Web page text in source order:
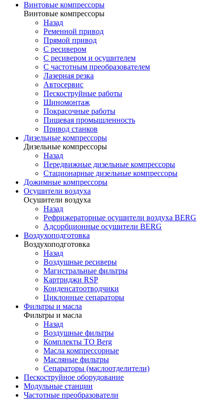
Винтовые компрессоры
Винтовые компрессоры
Назад
Ременной привод
Прямой привод
С ресивером
С ресивером и осушителем
С частотным преобразователем
Лазерная резка
Автосервис
Пескоструйные работы
Шиномонтаж
Покрасочные работы
Пищевая промышленность
Привод станков
Дизельные компрессоры
Дизельные компрессоры
Назад
Передвижные дизельные компрессоры
Стационарные дизельные компрессоры
Дожимные компрессоры
Осушители воздуха
Осушители воздуха
Назад
Рефрижераторные осушители воздуха BERG
Адсорбционные осушители BERG
Воздухоподготовка
Воздухоподготовка
Назад
Воздушные ресиверы
Магистральные фильтры
Картриджи RSP
Конденсатоотводчики
Циклонные сепараторы
Фильтры и масла
Фильтры и масла
Назад
Воздушные фильтры
Комплекты ТО Berg
Масла компрессорные
Масляные фильтры
Сепараторы (маслоотделители)
Пескоструйное оборудование
Модульные станции
Частотные преобразователи